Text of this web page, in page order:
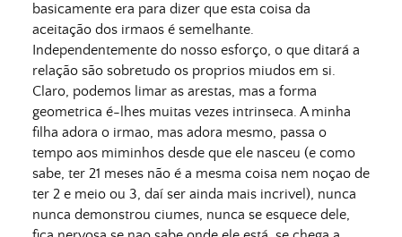
basicamente era para dizer que esta coisa da
aceitação dos irmaos é semelhante.
Independentemente do nosso esforço, o que ditará a
relação são sobretudo os proprios miudos em si.
Claro, podemos limar as arestas, mas a forma
geometrica é-lhes muitas vezes intrinseca. A minha
filha adora o irmao, mas adora mesmo, passa o
tempo aos miminhos desde que ele nasceu (e como
sabe, ter 21 meses não é a mesma coisa nem noçao de
ter 2 e meio ou 3, daí ser ainda mais incrivel), nunca
nunca demonstrou ciumes, nunca se esquece dele,